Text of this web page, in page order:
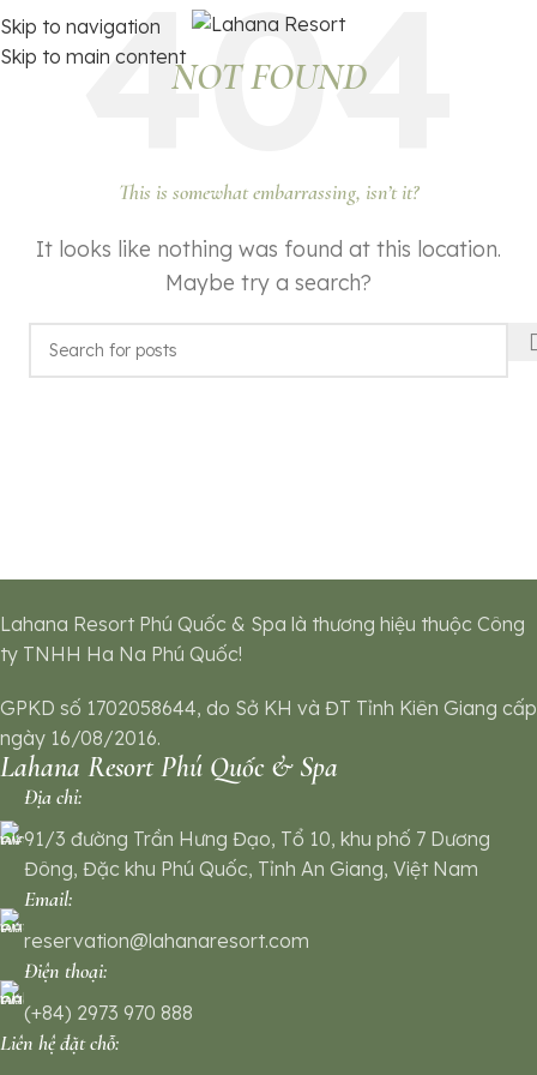
Skip to navigation
Skip to main contentNOT FOUND
This is somewhat embarrassing, isn’t it?
It looks like nothing was found at this location.
Maybe try a search?
Lahana Resort Phú Quốc & Spa là thương hiệu thuộc Công
ty TNHH Ha Na Phú Quốc!
GPKD số 1702058644, do Sở KH và ĐT Tỉnh Kiên Giang cấp
ngày 16/08/2016.
Lahana Resort Phú Quốc & Spa
Địa chỉ:
91/3 đường Trần Hưng Đạo, Tổ 10, khu phố 7 Dương
Đông, Đặc khu Phú Quốc, Tỉnh An Giang, Việt Nam
Email:
reservation@lahanaresort.com
Điện thoại:
(+84) 2973 970 888
Liên hệ đặt chỗ: